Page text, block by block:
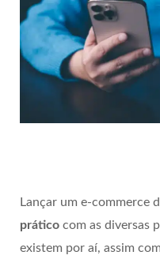
Lançar um e-commerce
prático com as diversas
existem por aí, assim